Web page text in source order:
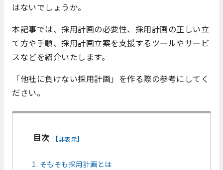
はないでしょうか。
本記事では、採用計画の必要性、採用計画の正しい立
て方や手順、採用計画立案を支援するツールやサービ
スなどを紹介いたします。
「他社に負けない採用計画」を作る際の参考にしてく
ださい。
目次 [非表示]
1. そもそも採用計画とは